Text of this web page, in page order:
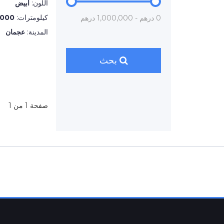
0 درهم - 1,000,000 درهم
بحث
اللون: أبيض
كيلومترات:
المدينة: عجمان
صفحة 1 من 1